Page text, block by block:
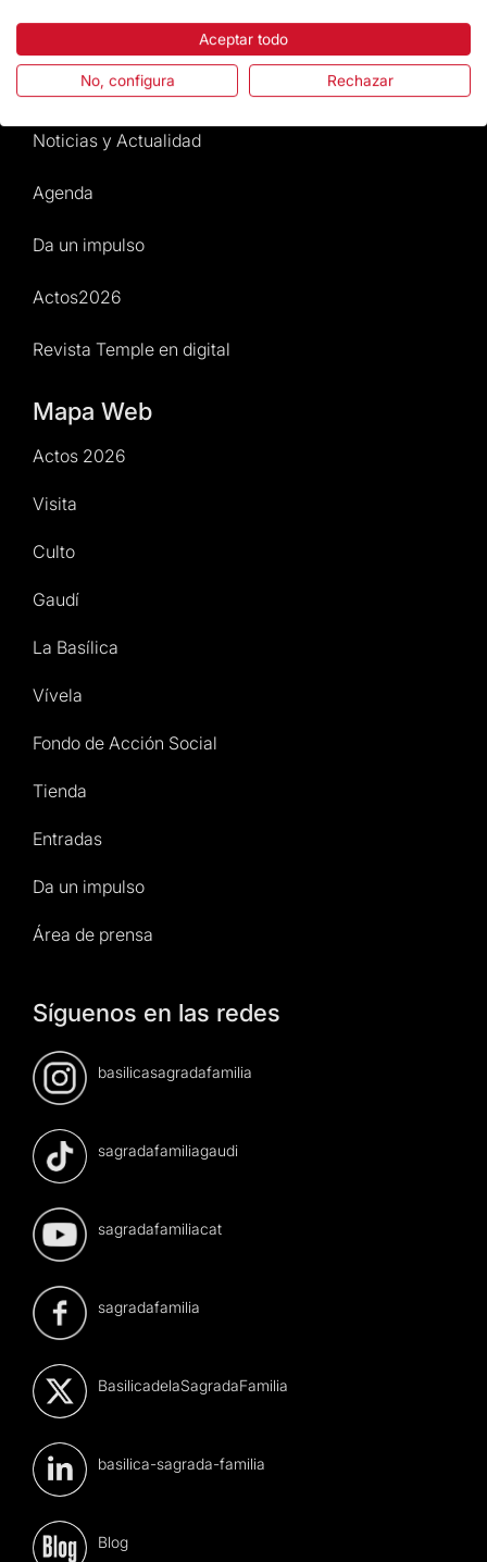
Normativa y condiciones de compra
Noticias y Actualidad
Agenda
Da un impulso
Actos2026
Revista Temple en digital
Mapa Web
Actos 2026
Visita
Culto
Gaudí
La Basílica
Vívela
Fondo de Acción Social
Tienda
Entradas
Da un impulso
Área de prensa
Síguenos en las redes
basilicasagradafamilia
sagradafamiliagaudi
sagradafamiliacat
sagradafamilia
BasilicadelaSagradaFamilia
basilica-sagrada-familia
Blog
Aceptar todo
No, configura Rechazar